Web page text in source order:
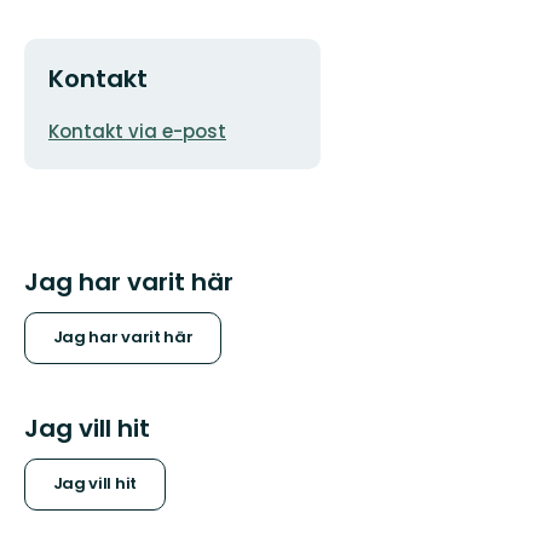
Kontakt
E-
Kontakt via e-post
Jag har varit här
Jag har varit här
Jag vill hit
Jag vill hit